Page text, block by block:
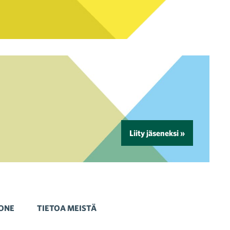
Liity jäseneksi »
TIETOA MEISTÄ